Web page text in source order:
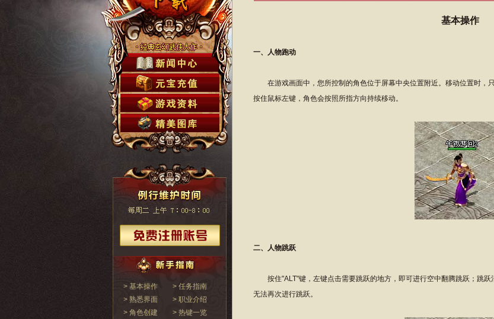
> 基本操作
> 任务指南
> 熟悉界面
> 职业介绍
> 角色创建
> 热键一览
基本操作
一、人物跑动
在游戏画面中，您所控制的角色位于屏幕中央位置附近。移动位置时，
按住鼠标左键，角色会按照所指方向持续移动。
二、人物跳跃
按住"ALT"键，左键点击需要跳跃的地方，即可进行空中翻腾跳跃；跳跃
无法再次进行跳跃。